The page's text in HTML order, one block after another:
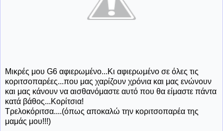
Μικρές μου G6 αφιερωμένο...Κι αφιερωμένο σε όλες τις
κοριτσοπαρέες...που μας χαρίζουν χρόνια και μας ενώνουν
και μας κάνουν να αισθανόμαστε αυτό που θα είμαστε πάντα
κατά βάθος...Κορίτσια!
Τρελοκόριτσα....(όπως αποκαλώ την κοριτσοπαρέα της
μαμάς μου!!!)